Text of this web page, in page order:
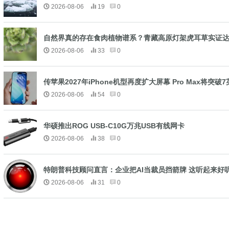
2026-08-06 19 0
自然界真的存在食肉植物谱系？青藏高原灯架虎耳草实证
2026-08-06 33 0
传苹果2027年iPhone机型再度扩大屏幕 Pro Max将突破7
2026-08-06 54 0
华硕推出ROG USB-C10G万兆USB有线网卡
2026-08-06 38 0
特朗普科技顾问直言：企业把AI当裁员挡箭牌 这听起来好
2026-08-06 31 0